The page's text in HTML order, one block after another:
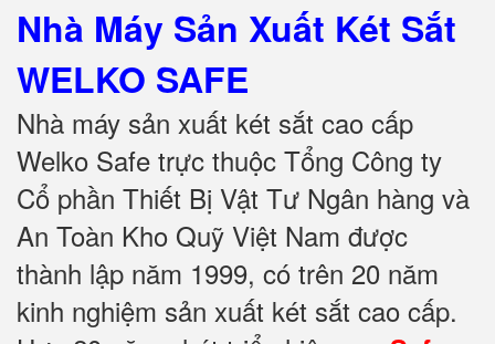
Nhà Máy Sản Xuất Két Sắt
WELKO SAFE
Nhà máy sản xuất két sắt cao cấp
Welko Safe trực thuộc Tổng Công ty
Cổ phần Thiết Bị Vật Tư Ngân hàng và
An Toàn Kho Quỹ Việt Nam được
thành lập năm 1999, có trên 20 năm
kinh nghiệm sản xuất két sắt cao cấp.